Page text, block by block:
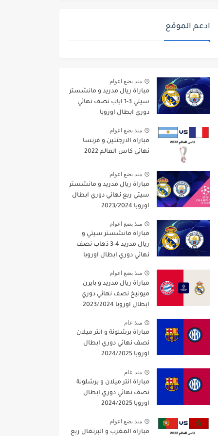
ادعم الموقع
منذ بضع اعوام
مباراة ريال مدريد و مانشستر
سيتي 3-1 اياب نصف نهائي
دوري ابطال اوروبا
منذ بضع اعوام
مباراة الارجنتين و فرنسا
نهائي كاس العالم 2022
منذ بضع اعوام
مباراة ريال مدريد و مانشستر
سيتي ربع نهائي دوري ابطال
اوروبا 2023/2024
منذ بضع اعوام
مباراة مانشستر سيتي و
ريال مدريد 4-3 ذهاب نصف
نهائي دوري ابطال اوروبا
منذ بضع اعوام
مباراة ريال مدريد و بايرن
ميونيخ نصف نهائي دوري
ابطال اوروبا 2023/2024
منذ عام
مباراة برشلونة و انتر ميلان
نصف نهائي دوري ابطال
اوروبا 2024/2025
منذ عام
مباراة انتر ميلان و برشلونة
نصف نهائي دوري ابطال
اوروبا 2024/2025
منذ بضع اعوام
مباراة المغرب و البرتغال ربع